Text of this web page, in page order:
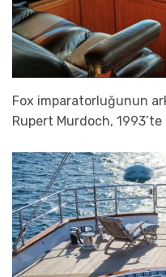
Fox imparatorluğunun
Rupert Murdoch, 1993’te